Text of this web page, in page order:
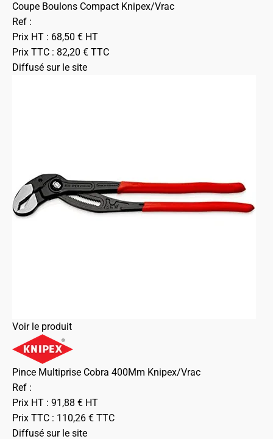
Coupe Boulons Compact Knipex/Vrac
Ref :
Prix HT : 68,50 € HT
Prix TTC : 82,20 € TTC
Diffusé sur le site
Voir le produit
Pince Multiprise Cobra 400Mm Knipex/Vrac
Ref :
Prix HT : 91,88 € HT
Prix TTC : 110,26 € TTC
Diffusé sur le site